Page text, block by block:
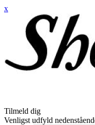
x
Tilmeld dig
Venligst udfyld